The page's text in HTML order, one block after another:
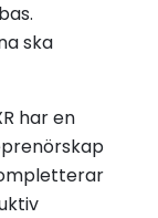
ska
har en